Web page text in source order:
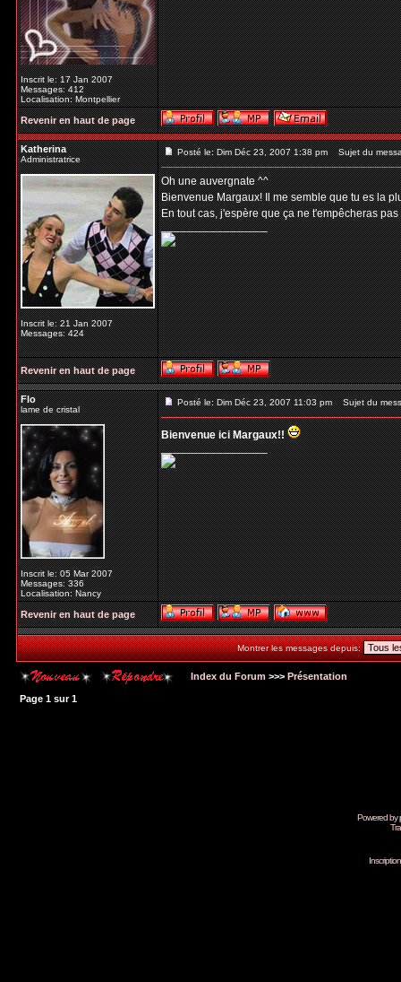
Inscrit le: 17 Jan 2007
Messages: 412
Localisation: Montpellier
Revenir en haut de page
Katherina
Administratrice
Inscrit le: 21 Jan 2007
Messages: 424
Posté le: Dim Déc 23, 2007 1:38 pm Sujet du
Oh une auvergnate ^^
Bienvenue Margaux! Il me semble que tu es la
En tout cas, j'espère que ça ne t'empêcheras
_________________
Revenir en haut de page
Flo
lame de cristal
Inscrit le: 05 Mar 2007
Messages: 336
Localisation: Nancy
Posté le: Dim Déc 23, 2007 11:03 pm Sujet du
Bienvenue ici Margaux!!
_________________
Revenir en haut de page
Montrer les messages depuis:
Index du Forum >>> Présentation
Page 1 sur1
Powered by